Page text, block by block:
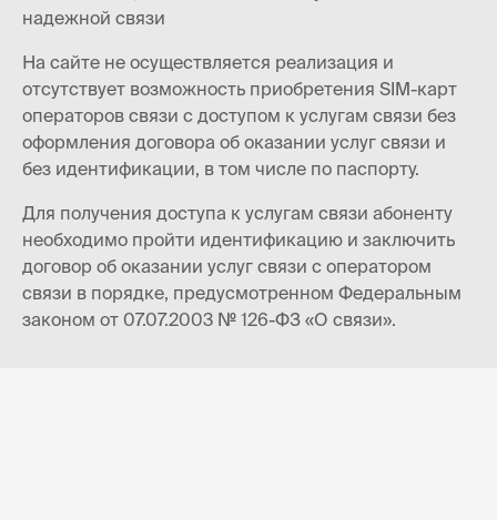
надежной связи
На сайте не осуществляется реализация и
отсутствует возможность приобретения SIM-карт
операторов связи с доступом к услугам связи без
оформления договора об оказании услуг связи и
без идентификации, в том числе по паспорту.
Для получения доступа к услугам связи абоненту
необходимо пройти идентификацию и заключить
договор об оказании услуг связи с оператором
связи в порядке, предусмотренном Федеральным
законом от 07.07.2003 № 126-ФЗ «О связи».